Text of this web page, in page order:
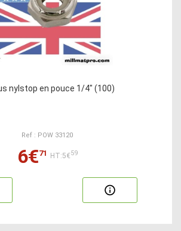
nylstop en pouce 1/4" (100)
Ref : POW 33120
6€71 HT:5€59